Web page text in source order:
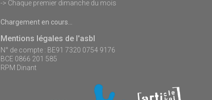
-> Chaque premier dimanche du mois
Chargement en cours...
Mentions légales de l'asbl
N° de compte : BE91 7320 0754 9176
BCE 0866 201 585
RPM Dinant